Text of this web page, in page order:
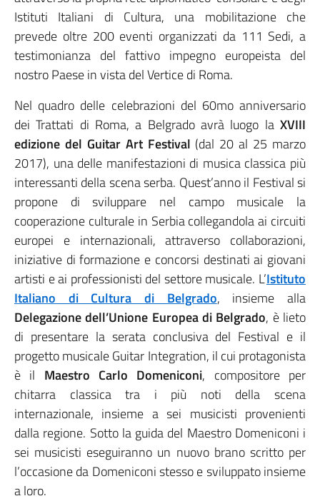
Istituti Italiani di Cultura, una mobilitazione che
prevede oltre 200 eventi organizzati da 111 Sedi, a
testimonianza del fattivo impegno europeista del
nostro Paese in vista del Vertice di Roma.
Nel quadro delle celebrazioni del 60mo anniversario
dei Trattati di Roma, a Belgrado avrà luogo la XVIII
edizione del Guitar Art Festival (dal 20 al 25 marzo
2017), una delle manifestazioni di musica classica più
interessanti della scena serba. Quest’anno il Festival si
propone di sviluppare nel campo musicale la
cooperazione culturale in Serbia collegandola ai circuiti
europei e internazionali, attraverso collaborazioni,
iniziative di formazione e concorsi destinati ai giovani
artisti e ai professionisti del settore musicale. L’Istituto
Italiano di Cultura di Belgrado, insieme alla
Delegazione dell’Unione Europea di Belgrado, è lieto
di presentare la serata conclusiva del Festival e il
progetto musicale Guitar Integration, il cui protagonista
è il Maestro Carlo Domeniconi, compositore per
chitarra classica tra i più noti della scena
internazionale, insieme a sei musicisti provenienti
dalla regione. Sotto la guida del Maestro Domeniconi i
sei musicisti eseguiranno un nuovo brano scritto per
l’occasione da Domeniconi stesso e sviluppato insieme
a loro.